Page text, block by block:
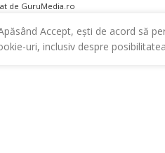
de GuruMedia.ro
Accept, ești de acord să
uri, inclusiv despre